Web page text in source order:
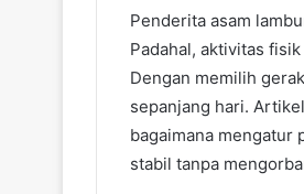
Penderita asam
Padahal, aktivitas
Dengan memilih
sepanjang hari.
bagaimana mengatur
stabil tanpa